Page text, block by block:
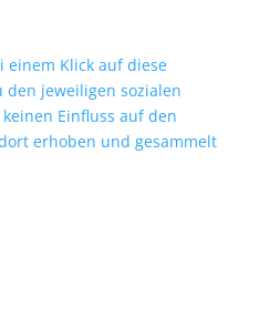
einem Klick auf diese
den jeweiligen sozialen
Einfluss auf den
erhoben und gesammelt